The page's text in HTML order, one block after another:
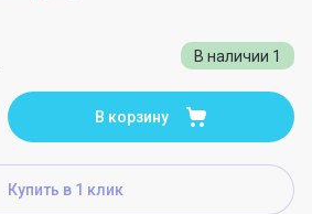
В наличии 1
В корзину
Купить в 1 клик